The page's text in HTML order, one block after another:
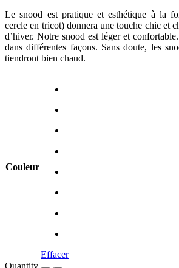
Le snood est pratique et esthétique à la
cercle en tricot) donnera une touche chic et
d’hiver. Notre snood est léger et
dans différentes façons. Sans doute, les
tiendront bien chaud.
Couleur
Effacer
Quantity